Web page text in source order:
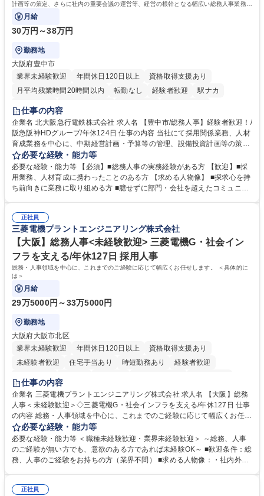
計画等の策定、さらに社内の重要会議の運営等、経営の根幹となる幅広い総務人事業務全
般を担当していただきます。
月給
30万円～38万円
勤務地
大阪府豊中市
業界未経験歓迎
年間休日120日以上
資格取得支援あり
月平均残業時間20時間以内
転勤なし 経験者歓迎
駅ナカ
退職金あり
土日祝休み
服装自由 昼食補助あり 食事補助あり
仕事の内容
企業名 北大阪急行電鉄株式会社 求人名 【豊中市/総務人事】経験者歓迎！/
阪急阪神HDグループ/年休124日 仕事の内容 当社にて採用関係業務、人材
育成業務を中心に、中期経営計画・予算等の管理、設備投資計画等の策
定、さらに社内の重要会議の運営等、経営の根幹となる幅広い総務人事業
務全般を担当していただきます。 【主な業務内容】 ■採用関係業務および
人材育成(社員研修)業務の推進 ■中期経営計画および予算等の管理 ■設備
投資計画等の策定 ■社内の重要会議の運営 ■その他総務人事業務全般 【入
務人事】経験者歓迎！/阪急阪神HDグループ/年休124日
必要な経験・能力等
必要な経験・能力等 【必須】■総務人事の実務経験がある方 【歓迎】■採
用業務、人材育成に携わったことのある方 【求める人物像】 ■探求心を持
ち前向きに業務に取り組める方 ■臆せずに部門・会社を超えたコミュニケ
囲のメンバーと協調しつつ主体性を持って能動的に業務を推進できる方 学
歴・資格 学歴：大学院 大学 高専 短大 専修学校 高校 語学力： 資格：
正社員
三菱電機プラントエンジニアリング株式会社
【大阪】総務人事<未経験歓迎> 三菱電機G・社会イン
フラを支える/年休127日 採用人事
総務・人事領域を中心に、これまでのご経験に応じて幅広くお任せします。 ＜具体的に
は＞
月給
29万5000円～33万5000円
勤務地
大阪府大阪市北区
業界未経験歓迎
年間休日120日以上
資格取得支援あり
未経験者歓迎
住宅手当あり 時短勤務あり
経験者歓迎
退職金あり
駅近5分以内
土日祝休み 服装自由 寮・社宅あり 食事補助あり
仕事の内容
企業名 三菱電機プラントエンジニアリング株式会社 求人名 【大阪】総務
人事＜未経験歓迎＞◇三菱電機G・社会インフラを支える/年休127日 仕事
の内容 総務・人事領域を中心に、これまでのご経験に応じて幅広くお任せ
します。 ＜具体的には＞ ・総務/人事労務（給与・社保・勤怠管理など）
・採用・教育研修 ・福利厚生運用 など ※基本的には事務所勤務ですが、
採用や教育等の業務内容により、関西圏以外への日帰り・宿泊を伴う国内
出張もございます。 ※担当業務を持ちつつ、お互いに助け合いながら、総
必要な経験・能力等
必要な経験・能力等 ＜職種未経験歓迎・業界未経験歓迎＞ ～総務、人事
のご経験が無い方でも、意欲のある方であれば未経験OK～ ■歓迎条件：総
務、人事のご経験をお持ちの方（業界不問） ■求める人物像：・社内外の
正社員